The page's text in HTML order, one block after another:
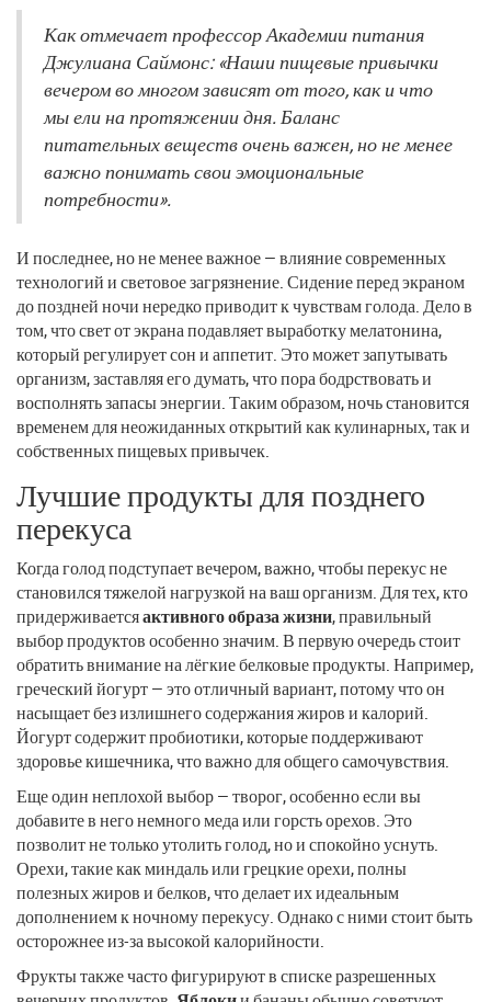
Как отмечает профессор Академии питания
Джулиана Саймонс: «Наши пищевые привычки
вечером во многом зависят от того, как и что
мы ели на протяжении дня. Баланс
питательных веществ очень важен, но не менее
важно понимать свои эмоциональные
потребности».
И последнее, но не менее важное — влияние современных
технологий и световое загрязнение. Сидение перед экраном
до поздней ночи нередко приводит к чувствам голода. Дело в
том, что свет от экрана подавляет выработку мелатонина,
который регулирует сон и аппетит. Это может запутывать
организм, заставляя его думать, что пора бодрствовать и
восполнять запасы энергии. Таким образом, ночь становится
временем для неожиданных открытий как кулинарных, так и
собственных пищевых привычек.
Лучшие продукты для позднего
перекуса
Когда голод подступает вечером, важно, чтобы перекус не
становился тяжелой нагрузкой на ваш организм. Для тех, кто
придерживаетсяактивного образа жизни, правильный
выбор продуктов особенно значим. В первую очередь стоит
обратить внимание на лёгкие белковые продукты. Например,
греческий йогурт — это отличный вариант, потому что он
насыщает без излишнего содержания жиров и калорий.
Йогурт содержит пробиотики, которые поддерживают
здоровье кишечника, что важно для общего самочувствия.
Еще один неплохой выбор — творог, особенно если вы
добавите в него немного меда или горсть орехов. Это
позволит не только утолить голод, но и спокойно уснуть.
Орехи, такие как миндаль или грецкие орехи, полны
полезных жиров и белков, что делает их идеальным
дополнением к ночному перекусу. Однако с ними стоит быть
осторожнее из-за высокой калорийности.
Фрукты также часто фигурируют в списке разрешенных